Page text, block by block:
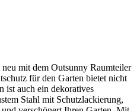
mit dem Outsunny Raumteiler
für den Garten bietet nicht
ist auch ein dekoratives
Stahl mit Schutzlackierung,